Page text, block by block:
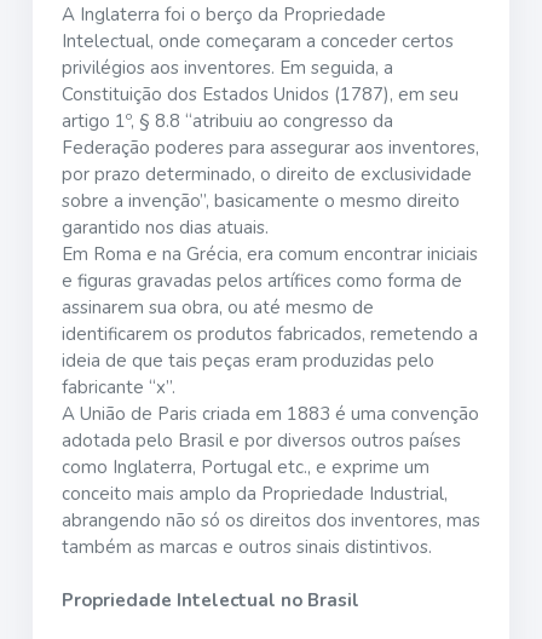
A Inglaterra foi o berço da Propriedade
Intelectual, onde começaram a conceder certos
privilégios aos inventores. Em seguida, a
Constituição dos Estados Unidos (1787), em seu
artigo 1º, § 8.8 “atribuiu ao congresso da
Federação poderes para assegurar aos inventores,
por prazo determinado, o direito de exclusividade
sobre a invenção”, basicamente o mesmo direito
garantido nos dias atuais.
Em Roma e na Grécia, era comum encontrar iniciais
e figuras gravadas pelos artífices como forma de
assinarem sua obra, ou até mesmo de
identificarem os produtos fabricados, remetendo a
ideia de que tais peças eram produzidas pelo
fabricante “x”.
A União de Paris criada em 1883 é uma convenção
adotada pelo Brasil e por diversos outros países
como Inglaterra, Portugal etc., e exprime um
conceito mais amplo da Propriedade Industrial,
abrangendo não só os direitos dos inventores, mas
também as marcas e outros sinais distintivos.
Propriedade Intelectual no Brasil